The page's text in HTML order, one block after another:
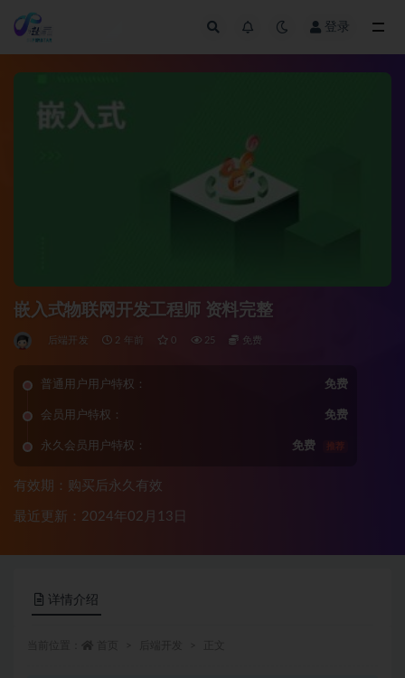
登录
嵌入式物联网开发工程师 资料完整
后端开发 2 年前 0 25 免费
普通用户用户特权： 免费
会员用户特权： 免费
永久会员用户特权： 免费 推荐
有效期：购买后永久有效
最近更新：2024年02月13日
详情介绍